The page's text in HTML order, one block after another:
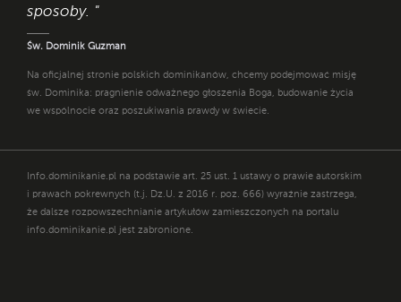
sposoby. "
Św. Dominik Guzman
Na oficjalnej stronie polskich dominikanów, chcemy podejmować misję
św. Dominika: pragnienie odważnego głoszenia Boga, budowanie życia
we wspólnocie oraz poszukiwania prawdy w świecie.
Info.dominikanie.pl na podstawie art. 25 ust. 1 ustawy o prawie autorskim
i prawach pokrewnych (t.j. Dz.U. z 2016 r. poz. 666) wyraźnie zastrzega,
że dalsze rozpowszechnianie artykułów zamieszczonych na portalu
info.dominikanie.pl jest zabronione.